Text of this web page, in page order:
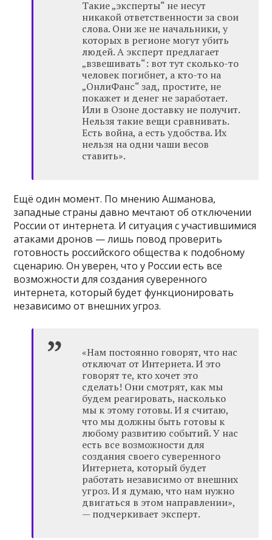
Такие „эксперты“ не несут
никакой ответственности за свои
слова. Они же не начальники, у
которых в регионе могут убить
людей. А эксперт предлагает
„взвешивать“: вот тут сколько-то
человек погибнет, а кто-то на
„ОнлиФанс“ зад, простите, не
покажет и денег не заработает.
Или в Озоне доставку не получит.
Нельзя такие вещи сравнивать.
Есть война, а есть удобства. Их
нельзя на одни чаши весов
ставить».
Ещё один момент. По мнению Ашманова,
западные страны давно мечтают об отключении
России от интернета. И ситуация с участившимися
атаками дронов — лишь повод проверить
готовность российского общества к подобному
сценарию. Он уверен, что у России есть все
возможности для создания суверенного
интернета, который будет функционировать
независимо от внешних угроз.
«Нам постоянно говорят, что нас
отключат от Интернета. И это
говорят те, кто хочет это
сделать! Они смотрят, как мы
будем реагировать, насколько
мы к этому готовы. И я считаю,
что мы должны быть готовы к
любому развитию событий. У нас
есть все возможности для
создания своего суверенного
Интернета, который будет
работать независимо от внешних
угроз. И я думаю, что нам нужно
двигаться в этом направлении»,
— подчеркивает эксперт.